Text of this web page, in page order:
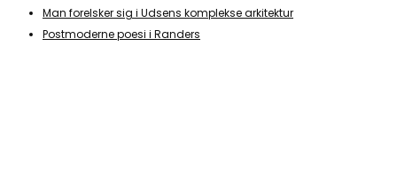
Man forelsker sig i Udsens komplekse arkitektur
Postmoderne poesi i Randers